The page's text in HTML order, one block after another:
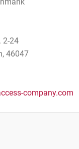
2-24
46047
company.com